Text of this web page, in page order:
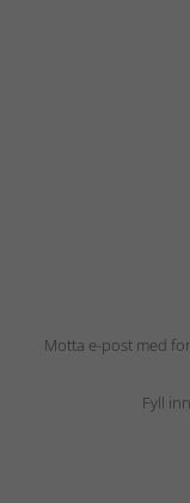
Motta e-post med
Fyll